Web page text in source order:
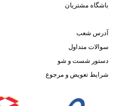
باشگاه مشتریان
آدرس شعب
سوالات متداول
دستور شست و شو
شرایط تعویض و مرجوع